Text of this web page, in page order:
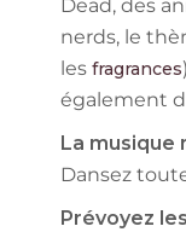
Dead, des
nerds, le
les fragrances
également
La musique
Dansez
Prévoyez